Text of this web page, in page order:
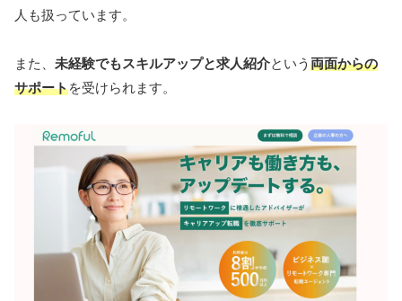
人も扱っています。
また、 未経験でもスキルアップと求人紹介という 両面からの
サポートを受けられます。